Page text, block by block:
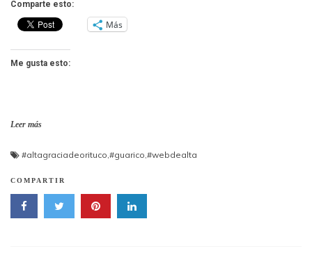
Comparte esto:
Más
Me gusta esto:
Leer más
#altagraciadeorituco,#guarico,#webdealta
COMPARTIR